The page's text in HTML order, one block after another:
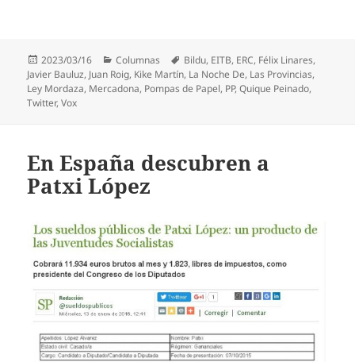
Publicado
el
2023/03/16 Categorías
Columnas Etiquetas
Bildu, EITB, ERC, Félix Linares,
Javier Bauluz, Juan Roig, Kike Martín, La Noche De, Las Provincias,
Ley Mordaza, Mercadona, Pompas de Papel, PP,Quique Peinado,
Twitter,Vox
En España descubren a
Patxi López